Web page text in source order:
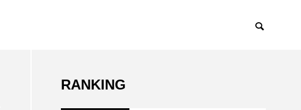
RANKING